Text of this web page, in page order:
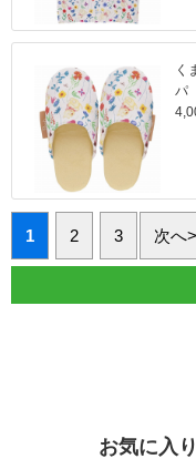
く
パ
1 2 3 次へ
お気に⼊